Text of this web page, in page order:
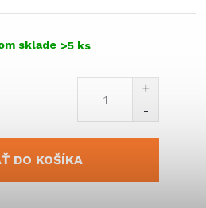
sklade >5 ks
DO KOŠÍKA